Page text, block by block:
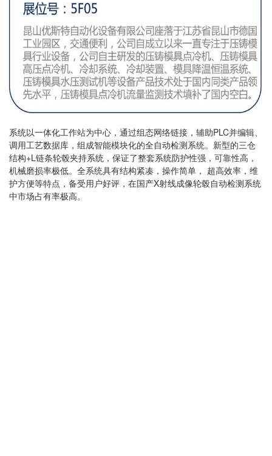
系统以一体化工作站为中心，通过组态网络链接，辅助PLC并编辑、
调用工艺数据库，组成智能模块化的全自动检测系统。新型的三仓
结构+L链条轮毂夹持系统，保证了整套系统防护性强，可靠性高，
机械磨损率极低。全系统具有结构紧凑，操作简单， 超高效率，维
护方便等特点，备受用户好评，在国产X射线成像轮毂自动检测系统
中市场占有率极高。